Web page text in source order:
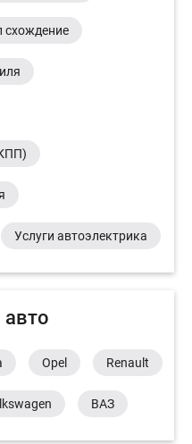
схождение
Услуги автоэлектрика
Opel Renault
ВАЗ